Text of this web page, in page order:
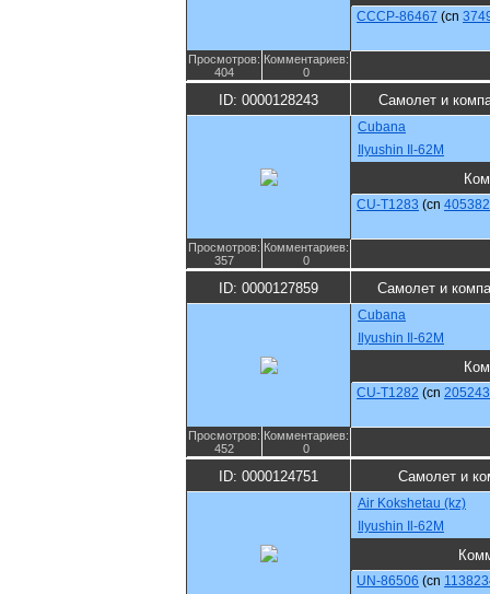
CCCP-86467 (cn
Просмотров:
404
Комментариев:
0
ID: 0000128243 Самолет и
Cubana
Ilyushin Il-62M
CU-T1283 (cn
Просмотров:
357
Комментариев:
0
ID: 0000127859 Самолет и
Cubana
Ilyushin Il-62M
CU-T1282 (cn
Просмотров:
452
Комментариев:
0
ID: 0000124751 Самолет и
Air Kokshetau (kz)
Ilyushin Il-62M
UN-86506 (cn